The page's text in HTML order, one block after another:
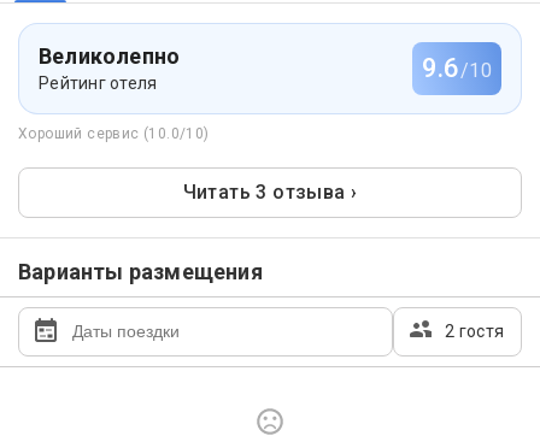
Великолепно
Рейтинг отеля 9.6/10
Хороший сервис (10.0/10)
Читать 3 отзыва ›
Варианты размещения
2 гостя